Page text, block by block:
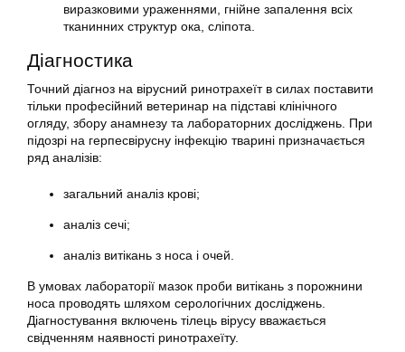
виразковими ураженнями, гнійне запалення всіх
тканинних структур ока, сліпота.
Діагностика
Точний діагноз на вірусний ринотрахеїт в силах поставити
тільки професійний ветеринар на підставі клінічного
огляду, збору анамнезу та лабораторних досліджень. При
підозрі на герпесвірусну інфекцію тварині призначається
ряд аналізів:
загальний аналіз крові;
аналіз сечі;
аналіз витікань з носа і очей.
В умовах лабораторії мазок проби витікань з порожнини
носа проводять шляхом серологічних досліджень.
Діагностування включень тілець вірусу вважається
свідченням наявності ринотрахеїту.